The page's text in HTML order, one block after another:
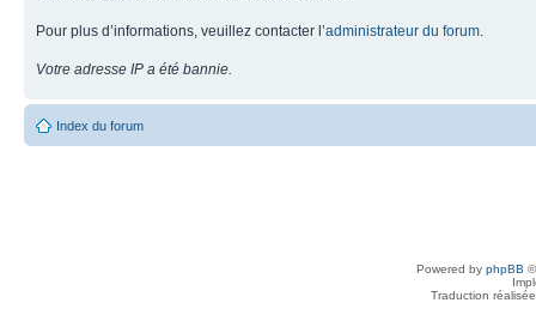
Pour plus d’informations, veuillez contacter l’administrateur du forum
Votre adresse IP a été bannie.
Index du forum
Powered by phpBB
Traduction